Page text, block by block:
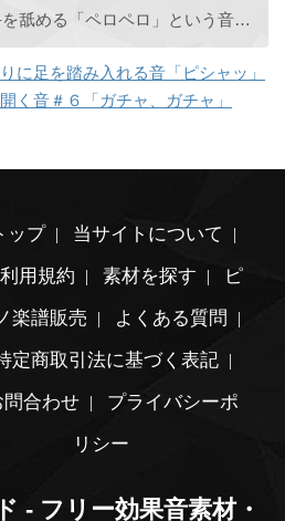
猫が自分の手を、人の手を舐める「ペロペロ」という音です。ねこ。ネコ。
に足を踏み入れる音「ピシャッ」
く音＃６「ガチャ、ガチャ」
ップ
当サイトについて
用規約
素材を探す
ピ
楽譜販売
よくある質問
定商取引法に基づく表記
問合わせ
プライバシーポ
リシー
- フリー効果音素材・